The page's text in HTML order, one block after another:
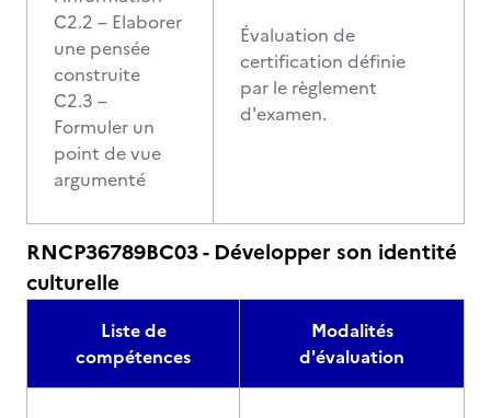
C2.2 – Elaborer
une pensée
construite
C2.3 –
Formuler un
point de vue
argumenté
Évaluation de
certification définie
par le règlement
d'examen.
RNCP36789BC03 - Développer son identité
culturelle
Liste de
compétences
Modalités
d'évaluation